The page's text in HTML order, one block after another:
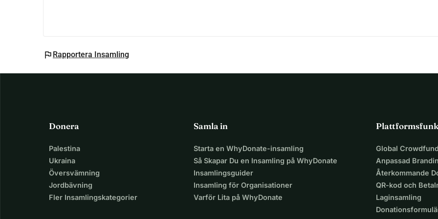
flag Rapportera Insamling
Donera
Palestina
Ukraina
Översvämning
Jordbävning
Fler Insamlingskategorier
Samla in
Starta en WhyDonate-insamling
Så Skapar Du en Insamling på WhyDonate
Insamlingsguider
Insamling för Organisationer
Varför Lita på WhyDonate
Global
Anpassad
Återkommande
QR-kod och
Laginsamling